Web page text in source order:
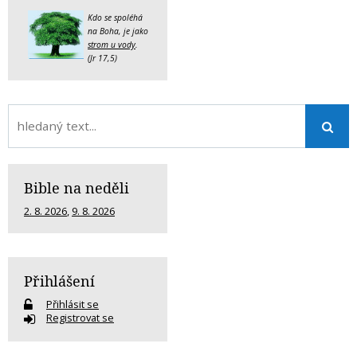
Kdo se spoléhá
na Boha, je jako
strom u vody
(Jr 17,5)
Bible na neděli
2. 8. 2026, 9. 8. 2026
Přihlášení
Přihlásit se
Registrovat se